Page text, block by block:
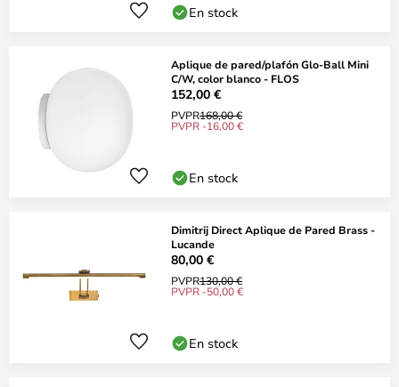
En stock
Aplique de pared/plafón Glo-Ball Mini
C/W, color blanco - FLOS
152,00 €
PVPR168,00 €
PVPR -16,00 €
En stock
Dimitrij Direct Aplique de Pared Brass -
Lucande
80,00 €
PVPR130,00 €
PVPR -50,00 €
En stock